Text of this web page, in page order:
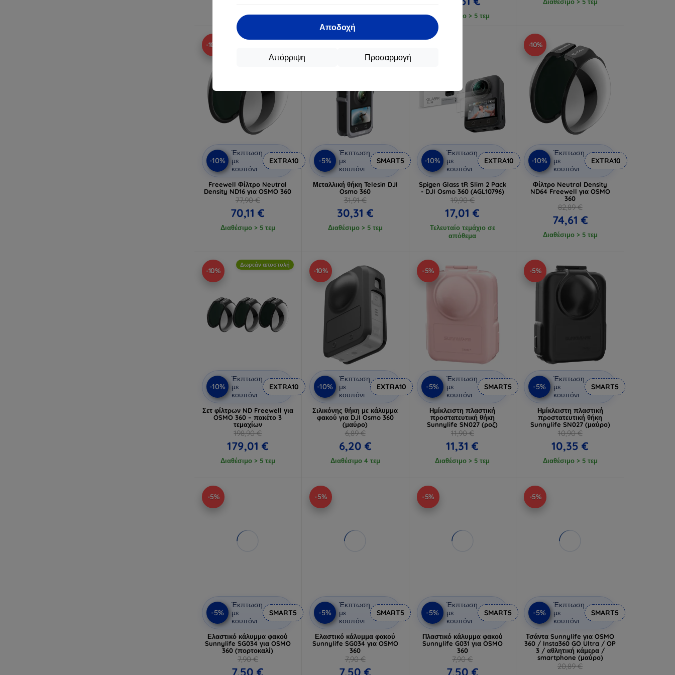
Αποδοχή
Προσαρμογή
Απόρριψη
Διαθέσιμο > 5 τεμ Διαθέσιμο > 5 τεμ
-10%
-10%
Έκπτωση
με
κουπόνι
EXTRA10
Freewell Φίλτρο Neutral
Density ND16 για OSMO 360
77,90 €
70,11 €
Διαθέσιμο > 5 τεμ
-5%
Έκπτωση
με
κουπόνι
SMART5
Μεταλλική θήκη Telesin DJI
Osmo 360
31,91 €
30,31 €
Διαθέσιμο > 5 τεμ
-10%
Έκπτωση
με
κουπόνι
EXTRA10
Spigen Glass tR Slim 2 Pack
- DJI Osmo 360 (AGL10796)
19,90 €
17,01 €
Τελευταίο τεμάχιο σε
απόθεμα
-10%
-10%
Έκπτωση
με
κουπόνι
EXTRA10
Φίλτρο Neutral Density
ND64 Freewell για OSMO
360
82,89 €
74,61 €
Διαθέσιμο > 5 τεμ
-10%
Δωρεάν αποστολή
-10%
Έκπτωση
με
κουπόνι
EXTRA10
Σετ φίλτρων ND Freewell για
OSMO 360 – πακέτο 3
τεμαχίων
198,90 €
179,01 €
Διαθέσιμο > 5 τεμ
-10%
-10%
Έκπτωση
με
κουπόνι
EXTRA10
Σιλικόνης θήκη με κάλυμμα
φακού για DJI Osmo 360
(μαύρο)
6,89 €
6,20 €
Διαθέσιμο 4 τεμ
-5%
-5%
Έκπτωση
με
κουπόνι
SMART5
Ημίκλειστη πλαστική
προστατευτική θήκη
Sunnylife SN027 (ροζ)
11,90 €
11,31 €
Διαθέσιμο > 5 τεμ
-5%
-5%
Έκπτωση
με
κουπόνι
SMART5
Ημίκλειστη πλαστική
προστατευτική θήκη
Sunnylife SN027 (μαύρο)
10,90 €
10,35 €
Διαθέσιμο > 5 τεμ
-5%
-5%
Έκπτωση
με
κουπόνι
SMART5
Ελαστικό κάλυμμα φακού
Sunnylife SG034 για OSMO
360 (πορτοκαλί)
7,90 €
7,50 €
-5%
-5%
Έκπτωση
με
κουπόνι
SMART5
Ελαστικό κάλυμμα φακού
Sunnylife SG034 για OSMO
360
7,90 €
7,50 €
-5%
-5%
Έκπτωση
με
κουπόνι
SMART5
Πλαστικό κάλυμμα φακού
Sunnylife G031 για OSMO
360
7,90 €
7,50 €
-5%
-5%
Έκπτωση
με
κουπόνι
SMART5
Τσάντα Sunnylife για OSMO
360 / Insta360 GO Ultra / OP
3 / αθλητική κάμερα /
smartphone (μαύρο)
20,89 €